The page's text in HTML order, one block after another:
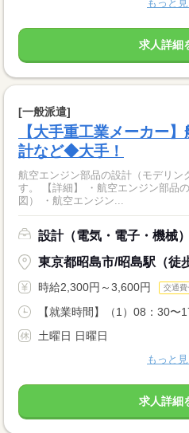
もっと
求人詳細
[一般派遣]
【大手重工業メーカー
計など◆大手！
航空エンジン部品の設計（モデリン
す。 【詳細】 ・航空エンジン部品の設計（モデリング、解析、製
図） ・航空エンジン...
設計（電気・電子・機械）
東京都昭島市/昭島駅（徒
時給2,300円～3,600円 交通費
【就業時間】（1）08：30〜
土曜日 日曜日
もっと
求人詳細